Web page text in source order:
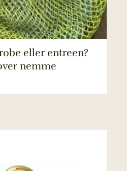
eller entreen?
nemme